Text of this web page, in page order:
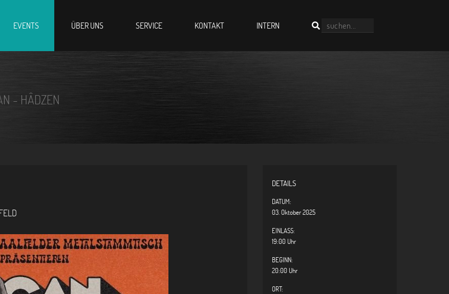
EVENTS ÜBER UNS SERVICE KONTAKT INTERN
- HÂDZEN
DETAILS
DATUM:
03. Oktober 2025
EINLASS:
19:00 Uhr
BEGINN:
20:00 Uhr
ORT: